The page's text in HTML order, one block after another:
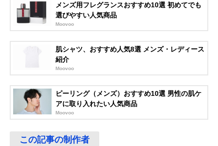
メンズ用フレグランスおすすめ10選 初めてでも
選びやすい人気商品
Moovoo
肌シャツ、おすすめ人気8選 メンズ・レディース
紹介
Moovoo
ピーリング（メンズ）おすすめ10選 男性の肌ケ
アに取り入れたい人気商品
Moovoo